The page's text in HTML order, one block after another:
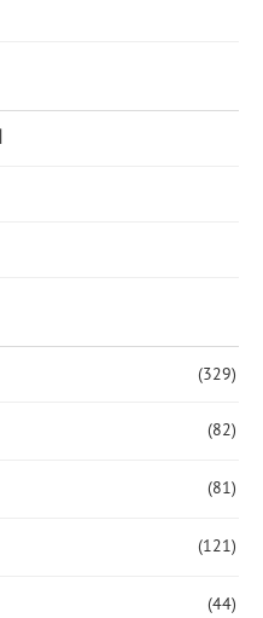
(329)
(82)
(81)
(121)
(44)